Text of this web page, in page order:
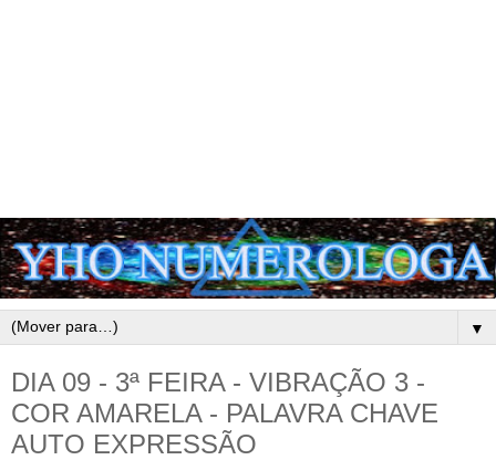
▼
DIA 09 - 3ª FEIRA - VIBRAÇÃO 3 -
COR AMARELA - PALAVRA CHAVE
AUTO EXPRESSÃO